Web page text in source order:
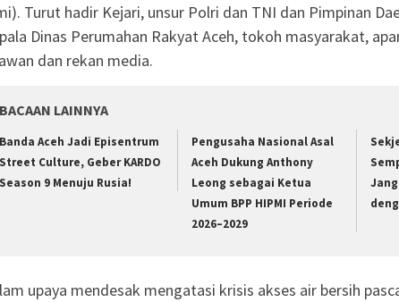
Turut hadir Kejari, unsur Polri dan TNI dan Pimpinan
Dinas Perumahan Rakyat Aceh, tokoh masyarakat,
dan rekan media.
BACAAN LAINNYA
Banda Aceh Jadi Episentrum
Street Culture, Geber KARDO
Season 9 Menuju Rusia!
Pengusaha Nasional Asal
Aceh Dukung Anthony
Leong sebagai Ketua
Umum BPP HIPMI Periode
2026–2029
upaya mendesak mengatasi krisis akses air bersih